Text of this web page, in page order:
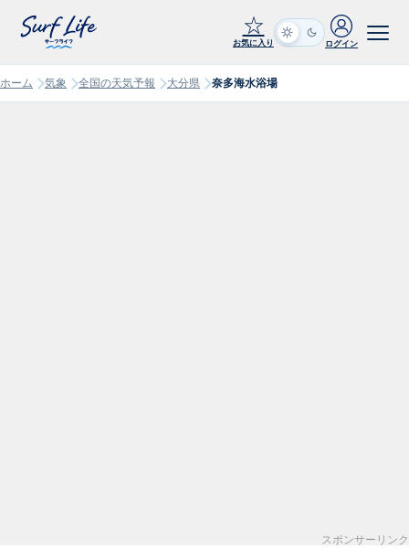
☆
お気に入り ログイン
ホーム 気象 全国の天気予報 大分県 奈多海水浴場
スポンサーリンク